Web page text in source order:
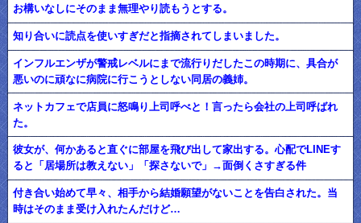
お構いなしにそのまま無理やり読もうとする。
知り合いに読点を使いすぎだと指摘されてしまいました。
インフルエンザが警戒レベルにまで流行りだしたこの時期に、具合が
悪いのに頑なに病院に行こうとしない同居の義姉。
ネットカフェで店員に怒鳴り上司呼べと！言ったら会社の上司呼ばれ
た。
彼女が、何かあると直ぐに部屋を飛び出して家出する。心配でLINEす
ると「居場所は教えない」「探さないで」→面倒くさすぎる件
付き合い始めて早々、相手から結婚願望がないことを告白された。当
時はそのまま受け入れたんだけど…